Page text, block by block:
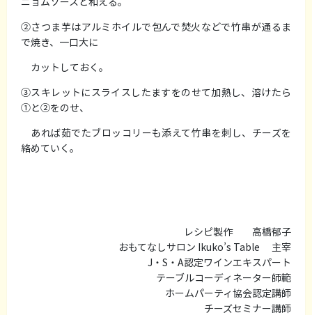
②さつま芋はアルミホイルで包んで焚火などで竹串が通るま
で焼き、一口大に
カットしておく。
③スキレットにスライスしたますをのせて加熱し、溶けたら
①と②をのせ、
あれば茹でたブロッコリーも添えて竹串を刺し、チーズを
絡めていく。
レシピ製作 高橋郁子
おもてなしサロン Ikuko’s Table 主宰
J・S・A認定ワインエキスパート
テーブルコーディネーター師範
ホームパーティ協会認定講師
チーズセミナー講師